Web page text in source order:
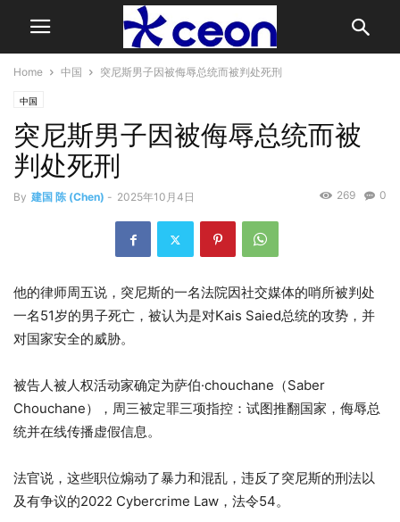
Home 中国 突尼斯男子因被侮辱总统而被判处死刑
中国
突尼斯男子因被侮辱总统而被
判处死刑
By 建国 陈 (Chen) - 2025年10月4日 0
269
他的律师周五说，突尼斯的一名法院因社交媒体的哨所被判处
一名51岁的男子死亡，被认为是对Kais Saied总统的攻势，并
对国家安全的威胁。
被告人被人权活动家确定为萨伯·chouchane（Saber
Chouchane），周三被定罪三项指控：试图推翻国家，侮辱总
统并在线传播虚假信息。
法官说，这些职位煽动了暴力和混乱，违反了突尼斯的刑法以
及有争议的2022 Cyber​​crime Law，法令54。